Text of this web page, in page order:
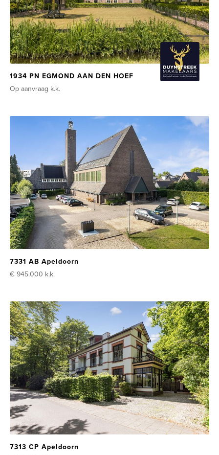
1934 PN EGMOND AAN DEN HOEF
Op aanvraag k.k.
7331 AB Apeldoorn
€ 945.000 k.k.
7313 CP Apeldoorn